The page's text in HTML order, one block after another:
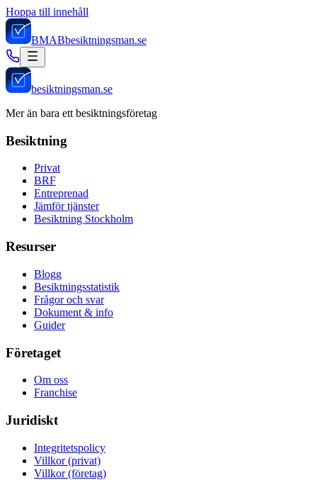
Hoppa till innehåll
BMABbesiktningsman.se
besiktningsman.se
Mer än bara ett besiktningsföretag
Besiktning
Privat
BRF
Entreprenad
Jämför tjänster
Besiktning Stockholm
Resurser
Blogg
Besiktningsstatistik
Frågor och svar
Dokument & info
Guider
Företaget
Om oss
Franchise
Juridiskt
Integritetspolicy
Villkor (privat)
Villkor (företag)